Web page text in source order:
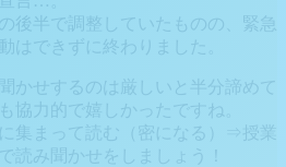
後半で調整していたものの、緊急
はできずに終わりました。
かせするのは厳しいと半分諦めて
協力的で嬉しかったですね。
集まって読む（密になる）⇒授業
読み聞かせをしましょう！